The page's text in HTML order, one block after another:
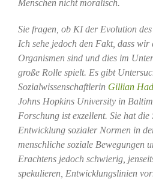
Menschen nicht moralisch.
Sie fragen, ob KI der Evolution
Ich sehe jedoch den Fakt, dass
Organismen sind und dies im
große Rolle spielt. Es gibt
Sozialwissenschaftlerin Gillian
Johns Hopkins University in
Forschung ist exzellent. Sie hat die
Entwicklung sozialer Normen in
menschliche soziale Bewegungen
Erachtens jedoch schwierig,
spekulieren, Entwicklungslinien